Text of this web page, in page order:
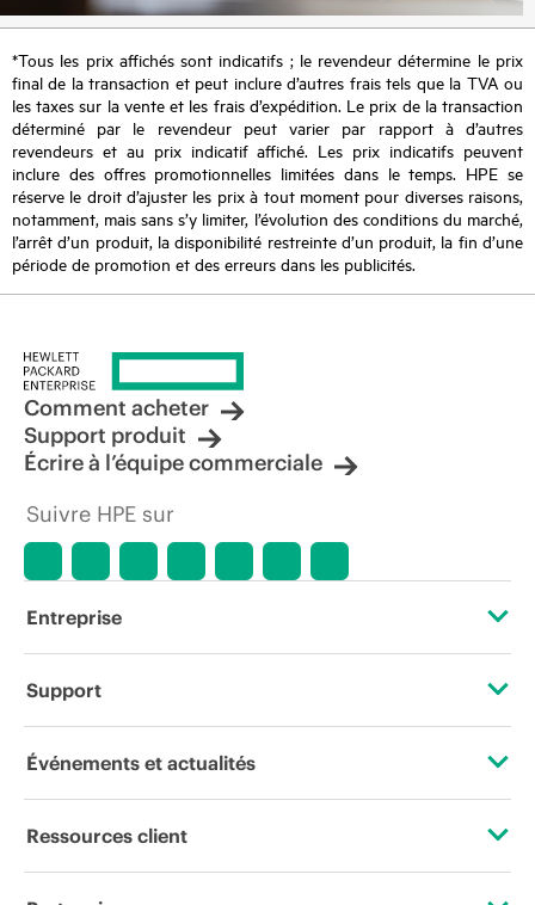
*Tous les prix affichés sont indicatifs ; le revendeur détermine le prix
final de la transaction et peut inclure d’autres frais tels que la TVA ou
les taxes sur la vente et les frais d’expédition. Le prix de la transaction
déterminé par le revendeur peut varier par rapport à d’autres
revendeurs et au prix indicatif affiché. Les prix indicatifs peuvent
inclure des offres promotionnelles limitées dans le temps. HPE se
réserve le droit d’ajuster les prix à tout moment pour diverses raisons,
notamment, mais sans s’y limiter, l’évolution des conditions du marché,
l’arrêt d’un produit, la disponibilité restreinte d’un produit, la fin d’une
période de promotion et des erreurs dans les publicités.
Comment acheter
Support produit
Écrire à l’équipe commerciale
Suivre HPE sur
Entreprise
À propos de HPE
Responsabilité d’entreprise
Support
Services d’assistance opérationnelle (OSS)
Événements et actualités
Événements
Ressources client
Nous contacter